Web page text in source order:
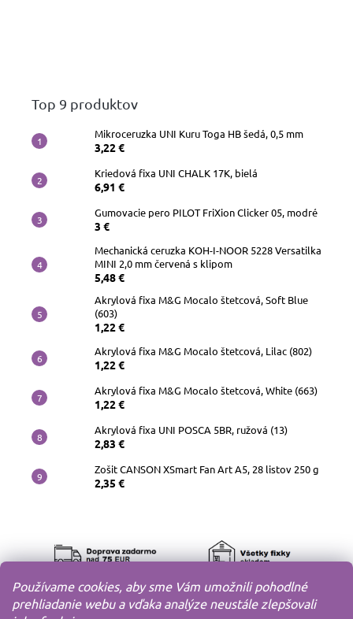
Používame cookies, aby sme Vám umožnili pohodlné
prehliadanie webu a vďaka analýze neustále zlepšovali
Top 9 produktov
Mikroceruzka UNI Kuru Toga HB šedá, 0,5 mm
3,22 €
Kriedová fixa UNI CHALK 17K, bielá
6,91 €
Gumovacie pero PILOT FriXion Clicker 05, modré
3 €
Mechanická ceruzka KOH-I-NOOR 5228 Versatilka
MINI 2,0 mm červená s klipom
5,48 €
Akrylová fixa M&G Mocalo štetcová, Soft Blue
(603)
1,22 €
Akrylová fixa M&G Mocalo štetcová, Lilac (802)
1,22 €
Akrylová fixa M&G Mocalo štetcová, White (663)
1,22 €
Akrylová fixa UNI POSCA 5BR, ružová (13)
2,83 €
Zošit CANSON XSmart Fan Art A5, 28 listov 250 g
2,35 €